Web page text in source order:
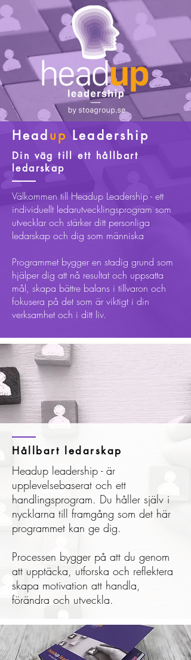
Head upLeadership
Din väg till ett hållbart
ledarskap
Välkommen till Headup Leadership - ett
individuellt ledarutvecklingsprogram som
utvecklar och stärker ditt personliga
ledarskap och dig som människa
Programmet bygger en stadig grund som
hjälper dig att nå resultat och uppsatta
mål, skapa bättre balans i tillvaron och
fokusera på det som är viktigt i din
verksamhet och i ditt liv.
Hållbart ledarskap
Headup leadership - är
upplevelsebaserat och ett
handlingsprogram. Du håller själv i
nycklarna till framgång som det här
programmet kan ge dig.
Processen bygger på att du genom
att upptäcka, utforska och reflektera
skapa motivation att handla,
förändra och utveckla.